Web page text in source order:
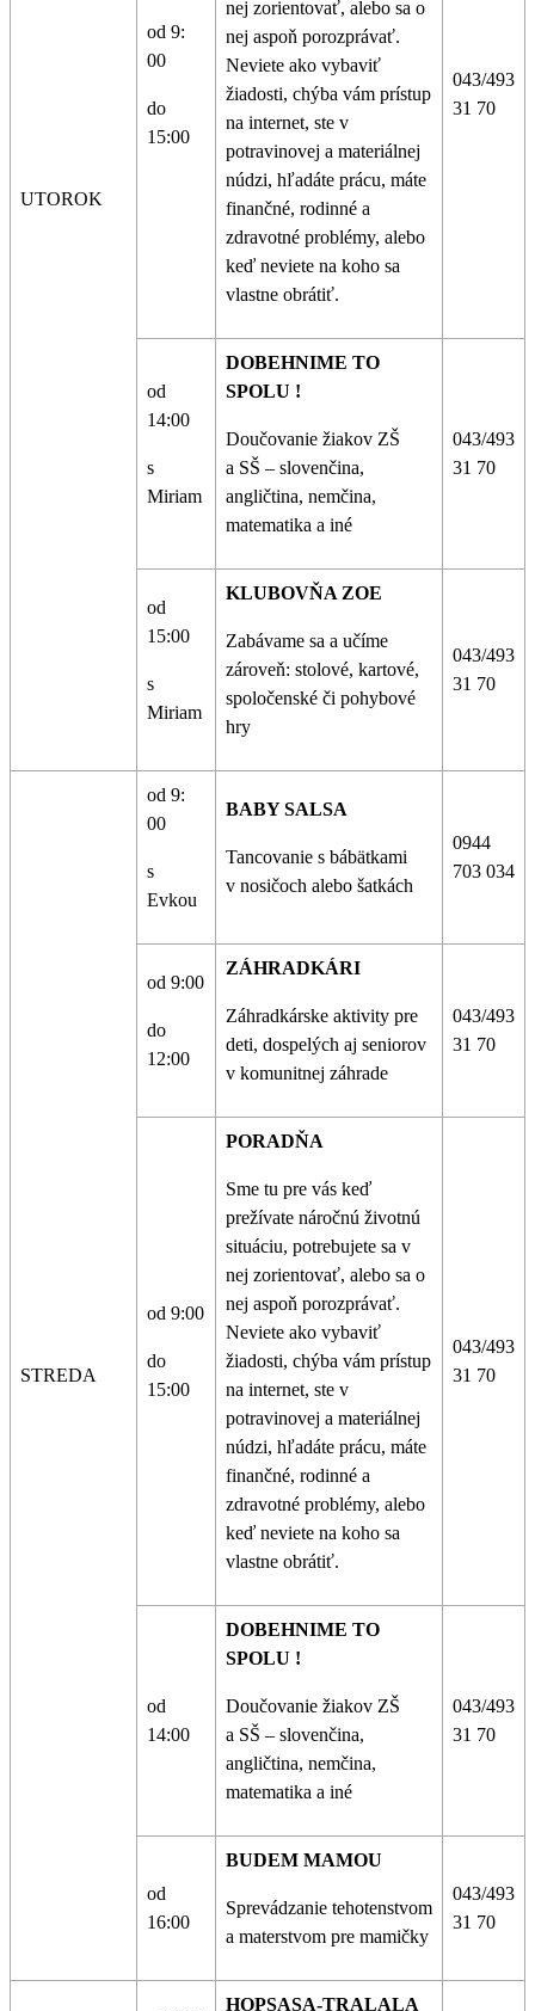
UTOROK
od 9:
00
do
15:00
nej zorientovať, alebo sa o
nej aspoň porozprávať.
Neviete ako vybaviť
žiadosti, chýba vám prístup
na internet, ste v
potravinovej a materiálnej
núdzi, hľadáte prácu, máte
finančné, rodinné a
zdravotné problémy, alebo
keď neviete na koho sa
vlastne obrátiť.
043/493
31 70
od
14:00
s
Miriam
DOBEHNIME TO
SPOLU !
Doučovanie žiakov ZŠ
a SŠ – slovenčina,
angličtina, nemčina,
matematika a iné
043/493
31 70
od
15:00
s
Miriam
KLUBOVŇA ZOE
Zabávame sa a učíme
zároveň: stolové, kartové,
spoločenské či pohybové
hry
043/493
31 70
STREDA
od 9:
00
s
Evkou
BABY SALSA
Tancovanie s bábätkami
v nosičoch alebo šatkách
0944
703 034
od 9:00
do
12:00
ZÁHRADKÁRI
Záhradkárske aktivity pre
deti, dospelých aj seniorov
v komunitnej záhrade
043/493
31 70
od 9:00
do
15:00
PORADŇA
Sme tu pre vás keď
prežívate náročnú životnú
situáciu, potrebujete sa v
nej zorientovať, alebo sa o
nej aspoň porozprávať.
Neviete ako vybaviť
žiadosti, chýba vám prístup
na internet, ste v
potravinovej a materiálnej
núdzi, hľadáte prácu, máte
finančné, rodinné a
zdravotné problémy, alebo
keď neviete na koho sa
vlastne obrátiť.
043/493
31 70
od
14:00
DOBEHNIME TO
SPOLU !
Doučovanie žiakov ZŠ
a SŠ – slovenčina,
angličtina, nemčina,
matematika a iné
043/493
31 70
od
16:00
BUDEM MAMOU
Sprevádzanie tehotenstvom
a materstvom pre mamičky
043/493
31 70
HOPSASA-TRALALA